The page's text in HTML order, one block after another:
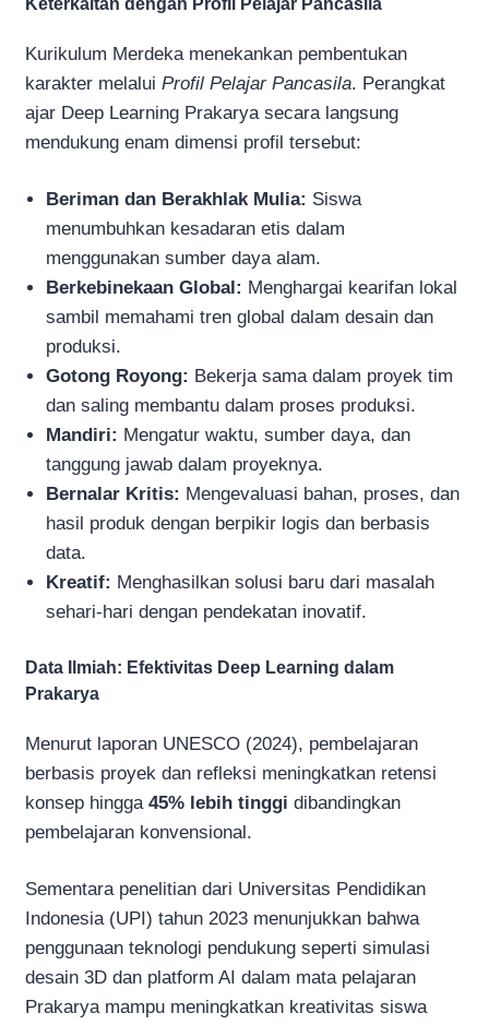
Kurikulum Merdeka menekankan pembentukan
karakter melalui Profil Pelajar Pancasila. Perangkat
ajar Deep Learning Prakarya secara langsung
mendukung enam dimensi profil tersebut:
Beriman dan Berakhlak Mulia: Siswa
menumbuhkan kesadaran etis dalam
menggunakan sumber daya alam.
Berkebinekaan Global: Menghargai kearifan lokal
sambil memahami tren global dalam desain dan
produksi.
Gotong Royong: Bekerja sama dalam proyek tim
dan saling membantu dalam proses produksi.
Mandiri: Mengatur waktu, sumber daya, dan
tanggung jawab dalam proyeknya.
Bernalar Kritis: Mengevaluasi bahan, proses, dan
hasil produk dengan berpikir logis dan berbasis
data.
Kreatif: Menghasilkan solusi baru dari masalah
sehari-hari dengan pendekatan inovatif.
Data Ilmiah: Efektivitas Deep Learning dalam
Prakarya
Menurut laporan UNESCO (2024), pembelajaran
berbasis proyek dan refleksi meningkatkan retensi
konsep hingga 45% lebih tinggi dibandingkan
pembelajaran konvensional.
Sementara penelitian dari Universitas Pendidikan
Indonesia (UPI) tahun 2023 menunjukkan bahwa
penggunaan teknologi pendukung seperti simulasi
desain 3D dan platform AI dalam mata pelajaran
Prakarya mampu meningkatkan kreativitas siswa